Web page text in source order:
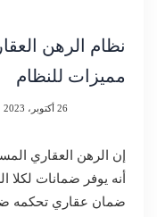
مميزات للنظام
26 أكتوبر، 2023
إن الرهن العقاري
أنه يوفر ضمانات
ضمان عقاري تحكمه